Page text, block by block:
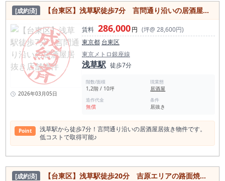
[成約済] 【台東区】浅草駅徒歩7分 言問通り沿いの居酒屋居抜き店舗物件
2026年03月05日
賃料 286,000円 (坪@ 28,600円)
東京都 台東区
東京メトロ銀座線
浅草駅 徒歩7分
階数/面積
1,2階 / 10坪
現業態
居酒屋
造作代金
無償
条件
居抜き
Point
浅草駅から徒歩7分！言問通り沿いの居酒屋居抜き物件です。
低コストで取得可能♪
[成約済] 【台東区】浅草駅徒歩20分 吉原エリアの路面焼肉店居抜き店舗物件